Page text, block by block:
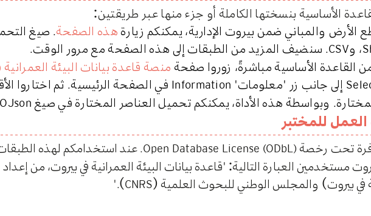
الأساسية بنسختها الكاملة أو جزء منها عبر طريقتين:
والمباني ضمن بيروت الإدارية، يمكنكم زيارةهذه الصفحة. صيغ
، وCSV. سنضيف المزيد من الطبقات إلى هذه الصفحة مع مرور الوقت.
القاعدة الأساسية مباشرةً، زوروا صفحةمنصة قاعدة بيانات البيئة
إلى جانب زر "معلومات" Information في الصفحة الرئيسية. ثم اختاروا
وبواسطة هذه الأداة، يمكنكم تحميل العناصر المختارة في صيغ
للمختبر
تحت رخصة Open Database License (ODbL). عند استخدامكم لهذه
مستخدمين العبارة التالية: "قاعدة بيانات البيئة العمرانية في بيروت، من
في بيروت) والمجلس الوطني للبحوث العلمية (CNRS
)."